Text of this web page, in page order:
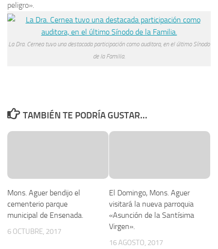
peligro».
La Dra. Cernea tuvo una destacada participación como auditora, en el último Sínodo
de la Familia.
TAMBIÉN TE PODRÍA GUSTAR...
Mons. Aguer bendijo el
cementerio parque
municipal de Ensenada.
6 OCTUBRE, 2017
El Domingo, Mons. Aguer
visitará la nueva parroquia
«Asunción de la Santísima
Virgen».
16 AGOSTO, 2017